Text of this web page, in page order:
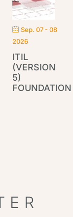
Sep. 07 - 08
2026
ITIL
(VERSION
5)
FOUNDATION